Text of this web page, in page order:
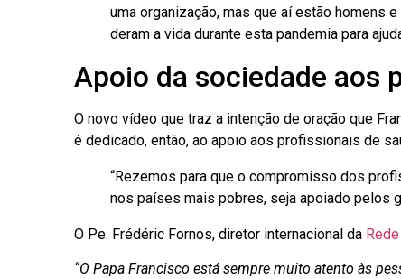
uma organização, mas que aí estão homens
deram a vida durante esta pandemia para
Apoio da sociedade aos
O novo vídeo que traz a intenção de oração que
é dedicado, então, ao apoio aos profissionais de
“Rezemos para que o compromisso dos
nos países mais pobres, seja apoiado pelos
O Pe. Frédéric Fornos, diretor internacional da
“O Papa Francisco está sempre muito atento às